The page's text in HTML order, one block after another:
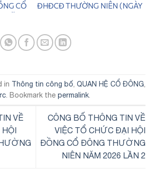
CỔ
ĐHĐCĐ THƯỜNG NIÊN (NGÀY
in Thông tin công bố QUAN HỆ CỔ ĐÔNG
. Bookmark the permalink.
VỀ
CÔNG BỐ THÔNG TIN VỀ
VIỆC TỔ CHỨC ĐẠI HỘI
ĐỒNG CỔ ĐÔNG THƯỜNG
NIÊN NĂM 2026 LẦN 2